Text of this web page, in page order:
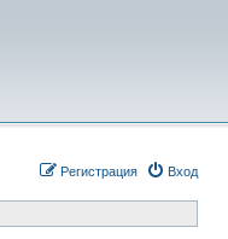
Вход
Регистрация